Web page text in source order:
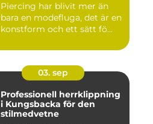
Piercing har blivit mer än
bara en modefluga, det är en
konstform och ett sätt fö...
03. sep
Professionell herrklippning
i Kungsbacka för den
stilmedvetne